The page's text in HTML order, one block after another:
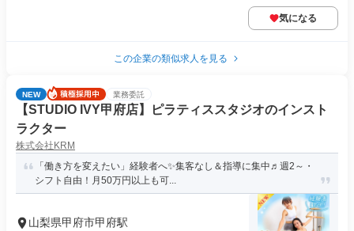
気になる
この企業の類似求人を見る
NEW 業務委託
【STUDIO IVY甲府店】ピラティススタジオのインスト
ラクター
株式会社KRM
「働き方を変えたい」経験者へ✨集客なし＆指導に集中♬週2～・
シフト自由！月50万円以上も可...
山梨県甲府市甲府駅